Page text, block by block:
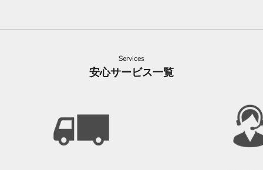
Services
安心サービス一覧